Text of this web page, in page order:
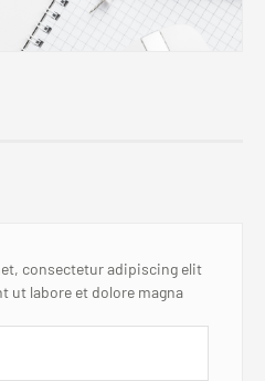
consectetur adipiscing elit
ut labore et dolore magna